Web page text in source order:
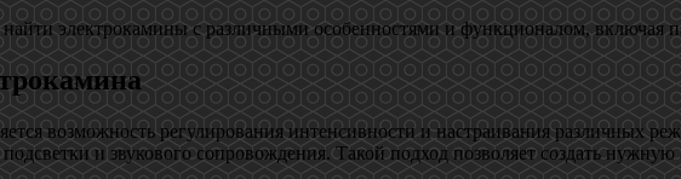
электрокамины с различными особенностями и функционалом, включая
возможность регулирования интенсивности и настраивания различных
и звукового сопровождения. Такой подход позволяет создать